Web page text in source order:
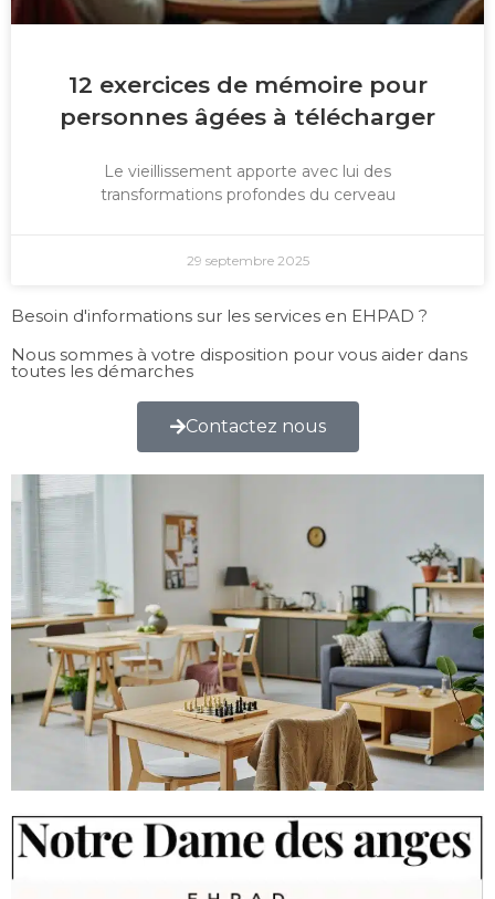
12 exercices de mémoire pour
personnes âgées à télécharger
Le vieillissement apporte avec lui des
transformations profondes du cerveau
29 septembre 2025
Besoin d'informations sur les services en EHPAD ?
Nous sommes à votre disposition pour vous aider dans
toutes les démarches
Contactez nous